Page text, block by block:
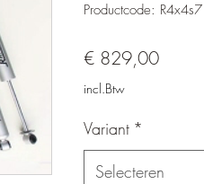
Productcode: R4x4s7
€ 829,00Prijs
incl.Btw
Variant *
Selecteren